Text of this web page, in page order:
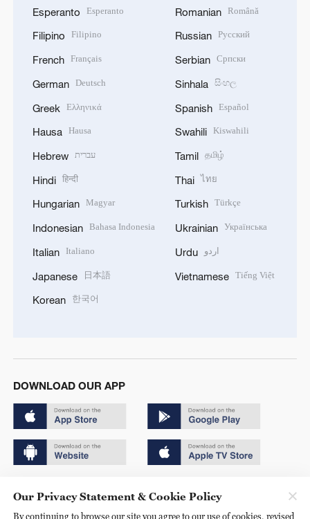
Esperanto Esperanto
Filipino Filipino
French Français
German Deutsch
Greek Ελληνικά
Hausa Hausa
Hebrew עברית
Hindi हिन्दी
Hungarian Magyar
Indonesian Bahasa Indonesia
Italian Italiano
Japanese 日本語
Korean 한국어
Romanian Română
Russian Русский
Serbian Српски
Sinhala සිංහල
Spanish Español
Swahili Kiswahili
Tamil தமிழ்
Thai ไทย
Turkish Türkçe
Ukrainian Українська
Urdu اردو
Vietnamese Tiếng Việt
DOWNLOAD OUR APP
京ICP备20000184号
Our Privacy Statement & Cookie Policy
By continuing to browse our site you agree to our use of cookies, revised